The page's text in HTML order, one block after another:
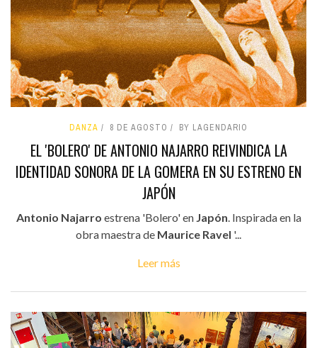
DANZA 8 DE AGOSTO BY LAGENDARIO
EL 'BOLERO' DE ANTONIO NAJARRO REIVINDICA LA
IDENTIDAD SONORA DE LA GOMERA EN SU ESTRENO EN
JAPÓN
Antonio Najarro estrena 'Bolero' en Japón. Inspirada en la
obra maestra de Maurice Ravel '...
Leer más